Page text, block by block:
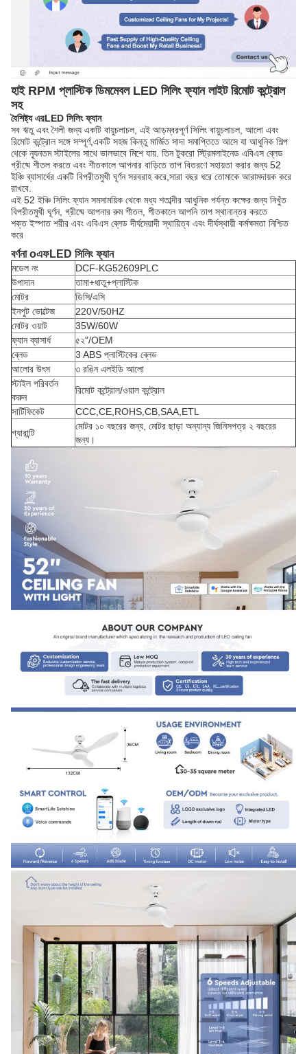
হাই RPM প্লাস্টিক ডিমমেবল LED সিলিং ফ্যান লাইট রিমোট কন্ট্রোল
সহ
বৈশিষ্ট্যএরLED সিলিং ফ্যান
সব ঋতু এবং শৈলী জন্য একটি বায়ুচলাচল, এই আড়ম্বরপূর্ণ সিলিং বায়ুচলাচল, আলো এবং
রিমোট কন্ট্রোল সঙ্গে সম্পূর্ণ,একটি সহজ কিন্তু মার্জিত সাদা সমাপ্তিতে আসে যা আধুনিক শিল্প
থেকে ন্যূনতম স্টাইলের সাথে ভালভাবে মিশে যায়. তিন টুকরো স্ট্রিমলাইনেড এবিএস ব্লেড
গ্রীষ্মে শীতল করতে এবং শীতকালে আপনার বাড়িতে তাপ বিতরণে সহায়তা করার জন্য 52
ইঞ্চি ব্যাসার্ধের একটি বিপরীতমুখী ঘূর্ণন সরবরাহ করে,সারা বছর ধরে তোমাকে আরামদায়ক করে
রাখবে.
এই 52 ইঞ্চি সিলিং ফ্যান সমসাময়িক থেকে মধ্য শতাব্দীর আধুনিক পর্যন্ত কক্ষের জন্য নিখুঁত
বিপরীতমুখী ঘূর্ণন, গ্রীষ্মে আপনার রুম শীতল, শীতকালে আপনি তাপ স্থানান্তর করতে
শক্ত ইস্পাত শরীর এবং এবিএস ব্লেড দীর্ঘমেয়াদী স্থায়িত্ব এবং দীর্ঘস্থায়ী কর্মক্ষমতা নিশ্চিত
করে
বর্ণনা oএফLED সিলিং ফ্যান
মডেল নং
DCF-KG52609PLC
উপাদান
তামা+ধাতু+প্লাস্টিক
মোটর
ডিসি/এসি
ইনপুট ভোল্টেজ
220V/50HZ
মোটর ওয়াট
35W/60W
ফ্যান ব্যাসার্ধ
৫২"/OEM
ব্লেড
3 ABS প্লাস্টিকের ব্লেড
আলোর উৎস
৩ রঙিন এলইডি আলো
স্টাইল পরিবর্তন
করুন
রিমোট কন্ট্রোল/ওয়াল কন্ট্রোল
সার্টিফিকেট
CCC,CE,ROHS,CB,SAA,ETL
গ্যারান্টি
মোটর ১০ বছরের জন্য, মোটর ছাড়া অন্যান্য জিনিসপত্র ২ বছরের
জন্য।